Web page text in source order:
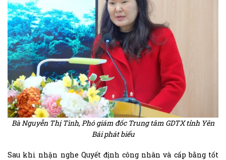
Bà Nguyễn Thị Tình, Phó giám đốc Trung tâm GDTX tỉnh Yên
Bái phát biểu
Sau khi nhận nghe Quyết định công nhân và cấp bằng tốt